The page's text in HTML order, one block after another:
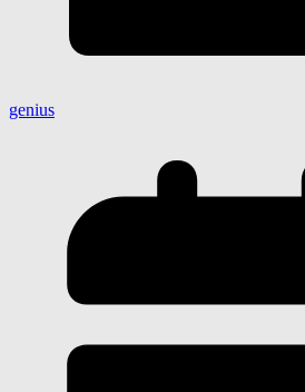
genius